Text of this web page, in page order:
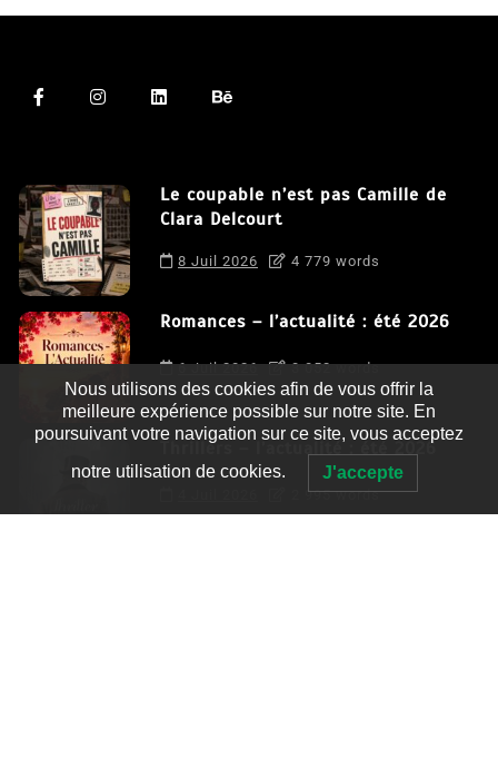
Le coupable n’est pas Camille de
Clara Delcourt
8 Juil 2026 4 779 words
Romances – l’actualité : été 2026
6 Juil 2026 3 052 words
Thrillers – l’actualité : été 2026
2 995 words
Nous utilisons des cookies afin de vous offrir la
meilleure expérience possible sur notre site. En
poursuivant votre navigation sur ce site, vous acceptez
notre utilisation de cookies. J'accepte